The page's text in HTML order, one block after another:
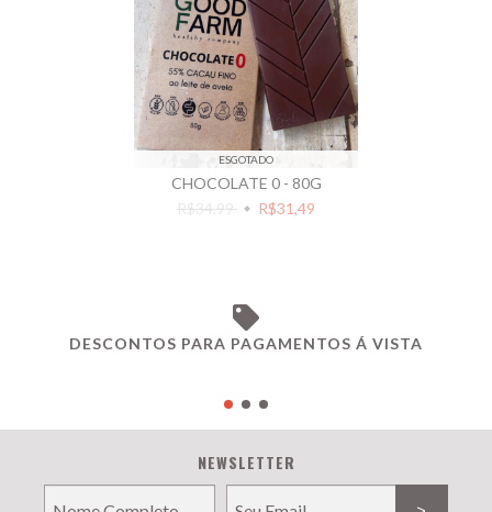
ESGOTADO
CHOCOLATE 0 - 80G
R$34,99
R$31,49
DESCONTOS PARA PAGAMENTOS Á VISTA
NEWSLETTER